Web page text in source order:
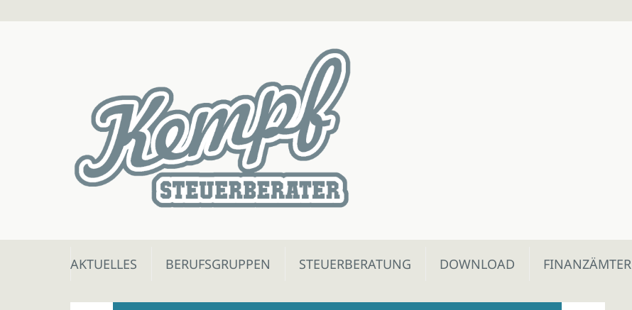
Skip
AKTUELLES BERUFSGRUPPEN STEUERBERATUNG DOWNLOAD FINANZÄMTER